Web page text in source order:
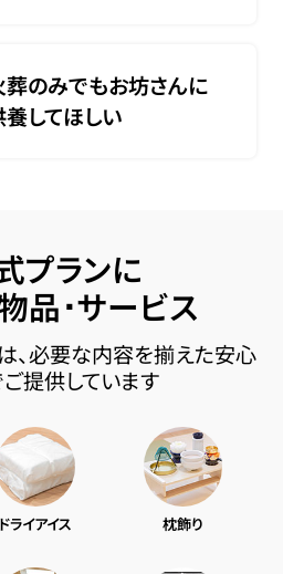
葬のみでもお坊さんに
してほしい
プランに
品･サービス
、必要な内容を揃えた安心
提供しています
ドライアイス 枕飾り